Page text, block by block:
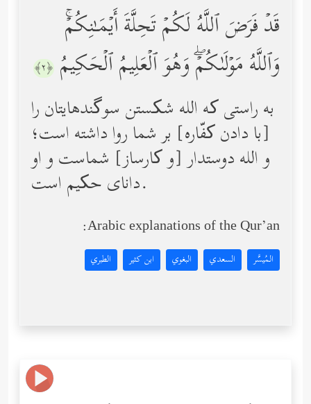
قَدۡ فَرَضَ ٱللَّهُ لَكُمۡ تَحِلَّةَ أَیۡمَـٰنِكُمۡۚ
وَٱللَّهُ مَوۡلَىٰكُمۡۖ وَهُوَ ٱلۡعَلِیمُ ٱلۡحَكِیمُ ﴿٢﴾
به راستی که الله شکستن سوگندهایتان را
[با دادن کفّاره‌] بر شما روا داشته است؛
و الله دوستدار [و کارساز] شماست و او
دانای حکیم است.
Arabic explanations of the Qur’an:
المُيسَّر السعدي البغوي ابن كثير الطبري